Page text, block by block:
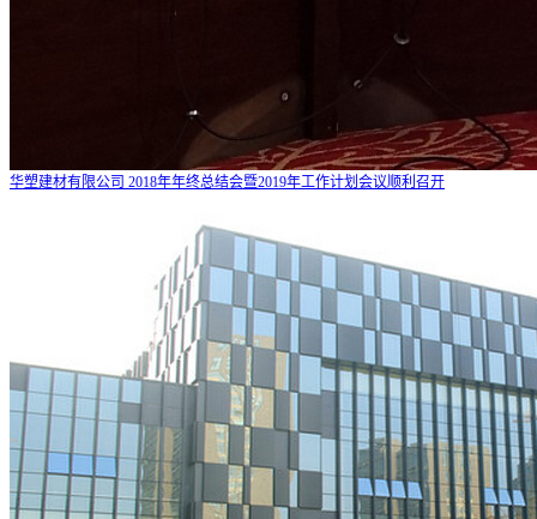
华塑建材有限公司 2018年年终总结会暨2019年工作计划会议顺利召开